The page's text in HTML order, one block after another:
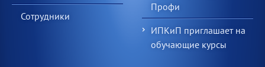
Сотрудники
Профи
ИПКиП приглашает на
обучающие курсы